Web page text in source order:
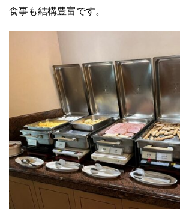
食事も結構豊富です。